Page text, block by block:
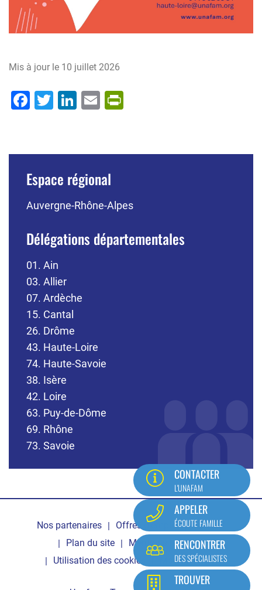
Mis à jour le 10 juillet 2026
Facebook
Twitter
LinkedIn
Email
Espace régional
Auvergne-Rhône-Alpes
Délégations départementales
01. Ain
03. Allier
07. Ardèche
15. Cantal
26. Drôme
43. Haute-Loire
74. Haute-Savoie
38. Isère
42. Loire
63. Puy-de-Dôme
69. Rhône
73. Savoie
CONTACTER
L'UNAFAM
APPELER
ÉCOUTE FAMILLE
RENCONTRER
DES SPÉCIALISTES
TROUVER
de
page
Nos partenaires Offres d'emploi
Contact
Plan du site
Mentions légales
Utilisation des cookies
Mon compte